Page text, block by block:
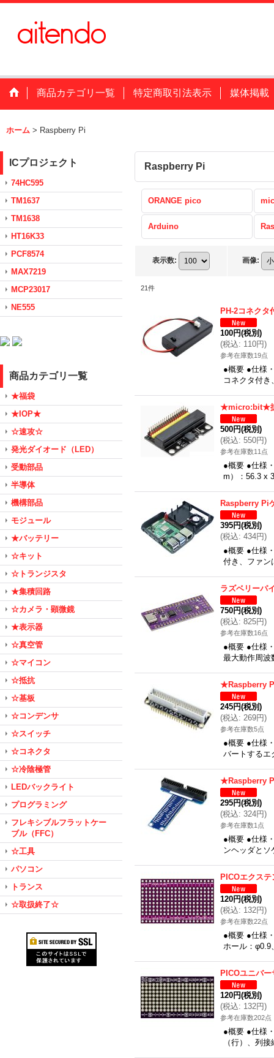
商品カテゴリ一覧 特定商取引法表示 媒体掲載
ホーム > Raspberry Pi
ICプロジェクト
74HC595
TM1637
TM1638
HT16K33
PCF8574
MAX7219
MCP23017
NE555
商品カテゴリ一覧
★福袋
★IOP★
☆速攻☆
発光ダイオード（LED）
受動部品
半導体
機構部品
モジュール
★バッテリー
☆キット
☆トランジスタ
★集積回路
☆カメラ・顕微鏡
★表示器
☆真空管
☆マイコン
☆抵抗
☆基板
☆コンデンサ
☆スイッチ
☆コネクタ
☆冷陰極管
LEDバックライト
プログラミング
フレキシブルフラットケー
ブル（FFC）
☆工具
パソコン
トランス
☆取扱終了☆
Raspberry Pi
ORANGE pico
Arduino
表示数: 画像:
21件
PH-2コネクタ
100円(税別)
(税込: 110円)
参考在庫数19点
●概要 ●仕様
コネクタ付
★micro:bit★
500円(税別)
(税込: 550円)
参考在庫数11点
●概要 ●仕様
m）：56.3 x
Raspberry Pi
395円(税別)
(税込: 434円)
●概要 ●仕様
付き、ファ
ラズベリーパ
750円(税別)
(税込: 825円)
参考在庫数16点
●概要 ●仕様
最大動作周
★Raspberry
245円(税別)
(税込: 269円)
参考在庫数5点
●概要 ●仕様
バートするエ
★Raspberry
295円(税別)
(税込: 324円)
参考在庫数1点
●概要 ●仕様
ンヘッダと
PICOエクス
120円(税別)
(税込: 132円)
参考在庫数22点
●概要 ●仕様
ホール：φ0.9
PICOユニバ
120円(税別)
(税込: 132円)
参考在庫数202点
●概要 ●仕様
（行）、列